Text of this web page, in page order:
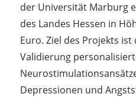
der Universität Marburg
des Landes Hessen in
Euro. Ziel des Projekts
Validierung
Depressionen und